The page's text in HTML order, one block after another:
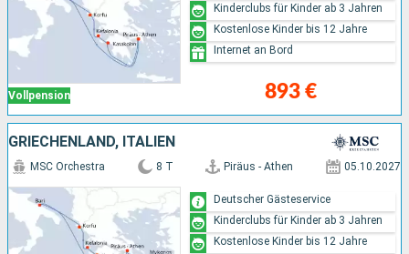
Vollpension 893 €
Kinderclubs für Kinder ab 3 Jahren
Kostenlose Kinder bis 12 Jahre
Internet an Bord
GRIECHENLAND, ITALIEN
MSC Orchestra 8 T Piräus - Athen 05.10.2027
Deutscher Gästeservice
Kinderclubs für Kinder ab 3 Jahren
Kostenlose Kinder bis 12 Jahre